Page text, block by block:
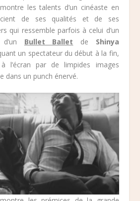
montre les talents d’un cinéaste en
de ses qualités et de ses
qui ressemble parfois à celui d’un
Bullet Ballet de Shinya
un spectateur du début à la fin,
l’écran par de limpides images
dans un punch énervé.